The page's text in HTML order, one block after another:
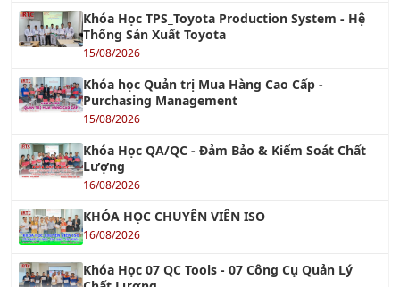
Khóa Học TPS_Toyota Production System - Hệ
Thống Sản Xuất Toyota
15/08/2026
Khóa học Quản trị Mua Hàng Cao Cấp -
Purchasing Management
15/08/2026
Khóa Học QA/QC - Đảm Bảo & Kiểm Soát Chất
Lượng
16/08/2026
KHÓA HỌC CHUYÊN VIÊN ISO
16/08/2026
Khóa Học 07 QC Tools - 07 Công Cụ Quản Lý
Chất Lượng